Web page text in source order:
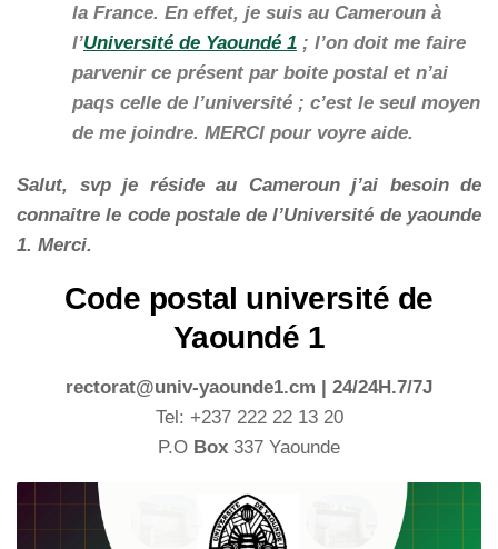
la France. En effet, je suis au Cameroun à
l’Université de Yaoundé 1 ; l’on doit me faire
parvenir ce présent par boite postal et n’ai
paqs celle de l’université ; c’est le seul moyen
de me joindre. MERCI pour voyre aide.
Salut, svp je réside au Cameroun j’ai besoin de
connaitre le code postale de l’Université de yaounde
1. Merci.
Code postal université de
Yaoundé 1
rectorat@univ-yaounde1.cm | 24/24H.7/7J
Tel: +237 222 22 13 20
P.O Box 337 Yaounde